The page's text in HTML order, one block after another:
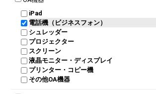
ボタン錠ロッカー
ダイヤル錠ロッカー
シューズロッカー・下駄箱
ワードローブ・クローゼット
ロッカーその他
会議テーブルW1500～
会議テーブルW1800～
折りたたみ会議テーブル
平行スタックテーブル
ハイテーブル
会議テーブルその他
ミーティングチェアその他
自立タイプパーテーション
パーテーションその他
脚付ホワイトボード
壁掛けホワイトボード
スケジュールボード・行動予定表
ホワイトボードその他
iPad
電話機（ビジネスフォン）
シュレッダー
プロジェクター
スクリーン
液晶モニター・ディスプレイ
プリンター・コピー機
その他OA機器